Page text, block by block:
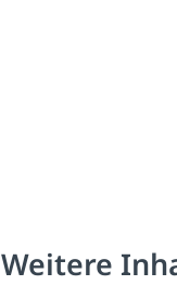
Weitere